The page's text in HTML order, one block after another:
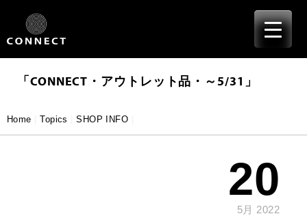
content
「CONNECT・アウトレット品・～5/31」
Home |Topics |SHOP INFO
20
5月 2022